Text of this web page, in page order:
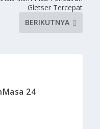
Gletser Tercepat
BERIKUTNYA
24